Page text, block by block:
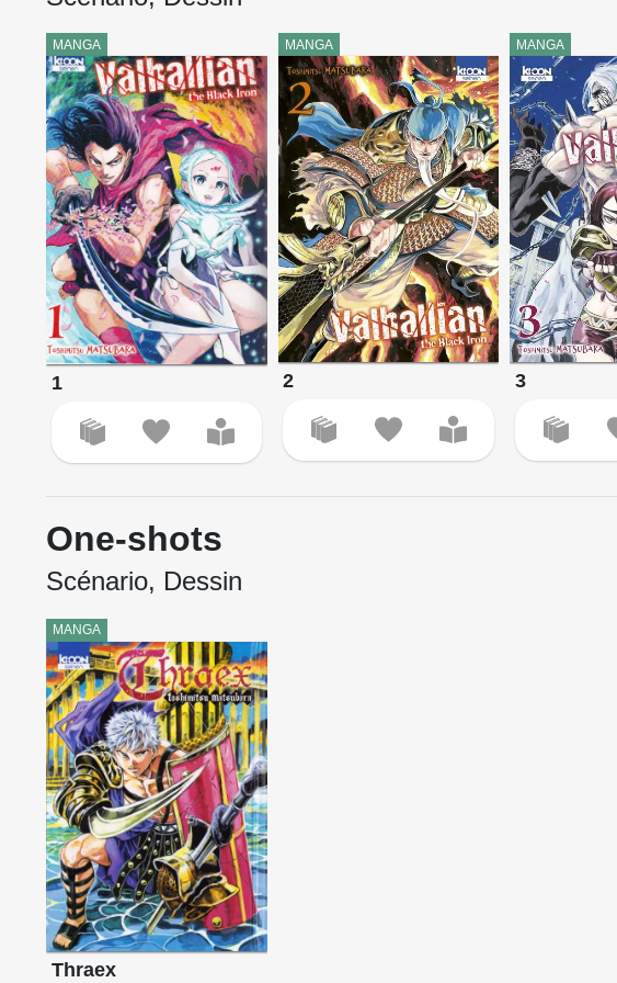
MANGA
1
MANGA
2
MANGA
3
One-shots
Scénario, Dessin
MANGA
Thraex